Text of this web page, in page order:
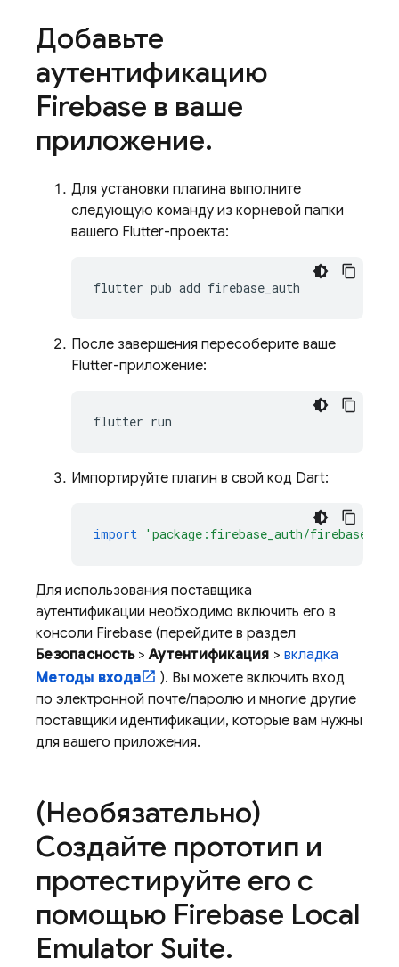
Добавьте
аутентификацию
Firebase в ваше
приложение.
Для установки плагина выполните
следующую команду из корневой папки
вашего Flutter-проекта:
flutter pub add
После завершения пересоберите ваше
Flutter-приложение:
flutter
Импортируйте плагин в свой код Dart:
import 'package:firebase_auth/
Для использования поставщика
аутентификации необходимо включить его в
консоли Firebase (перейдите в раздел
Безопасность>Аутентификация > вкладка
Методы входа
). Вы можете включить вход
по электронной почте/паролю и многие другие
поставщики идентификации, которые вам нужны
для вашего приложения.
(Необязательно)
Создайте прототип и
протестируйте его с
помощью Firebase Local
Emulator Suite.